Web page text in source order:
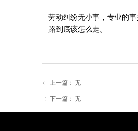
劳动纠纷无小事，专业的
路到底该怎么走。
ꂃ 上一篇： 无
ꁹ 下一篇： 无